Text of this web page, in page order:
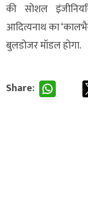
की सोशल
आदित्यनाथ का
बुलडोजर मॉडल होगा.
Share: